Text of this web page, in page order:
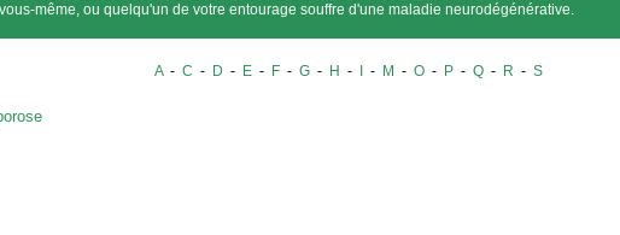
même, ou quelqu'un de votre entourage souffre d'une maladie neurodégénérative.
A- C - D - E- F- G- H - - M - O- P- Q- R - S